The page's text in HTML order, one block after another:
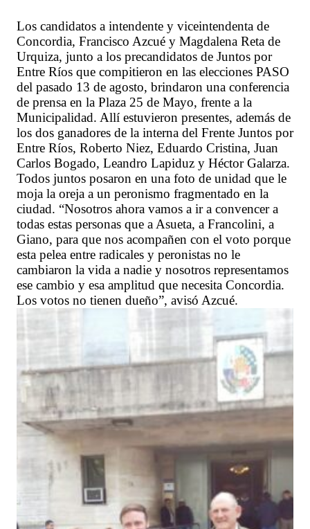
Los candidatos a intendente y viceintendenta de
Concordia, Francisco Azcué y Magdalena Reta de
Urquiza, junto a los precandidatos de Juntos por
Entre Ríos que compitieron en las elecciones PASO
del pasado 13 de agosto, brindaron una conferencia
de prensa en la Plaza 25 de Mayo, frente a la
Municipalidad. Allí estuvieron presentes, además de
los dos ganadores de la interna del Frente Juntos por
Entre Ríos, Roberto Niez, Eduardo Cristina, Juan
Carlos Bogado, Leandro Lapiduz y Héctor Galarza.
Todos juntos posaron en una foto de unidad que le
moja la oreja a un peronismo fragmentado en la
ciudad. “Nosotros ahora vamos a ir a convencer a
todas estas personas que a Asueta, a Francolini, a
Giano, para que nos acompañen con el voto porque
esta pelea entre radicales y peronistas no le
cambiaron la vida a nadie y nosotros representamos
ese cambio y esa amplitud que necesita Concordia.
Los votos no tienen dueño”, avisó Azcué.